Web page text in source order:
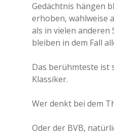
Gedächtnis hängen
erhoben, wahlweise
als in vielen
bleiben in dem Fall
Das berühmteste ist
Klassiker.
Wer denkt bei dem
Oder der BVB,